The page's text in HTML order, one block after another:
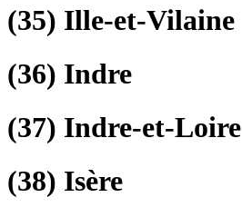
(35) Ille-et-Vilaine
(36) Indre
(37) Indre-et-Loire
(38) Isère